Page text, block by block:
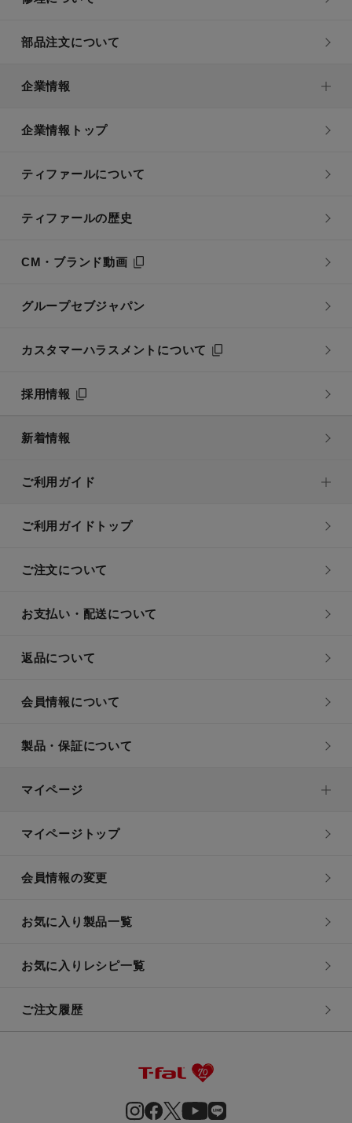
部品注文について
企業情報
企業情報トップ
ティファールについて
ティファールの歴史
CM・ブランド動画
グループセブジャパン
カスタマーハラスメントについて
採用情報
新着情報
ご利用ガイド
ご利用ガイドトップ
ご注文について
お支払い・配送について
返品について
会員情報について
製品・保証について
マイページ
マイページトップ
会員情報の変更
お気に入り製品一覧
お気に入りレシピ一覧
ご注文履歴